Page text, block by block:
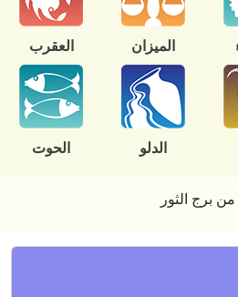
الميزان العقرب
الدلو الحوت
برج الثور